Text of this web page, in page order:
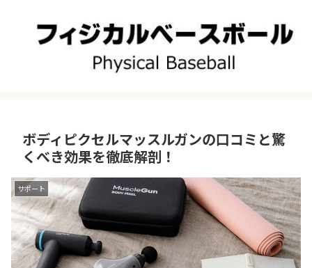
ボディピクセルマッスルガンの口コミと驚
くべき効果を徹底解剖！
サポート